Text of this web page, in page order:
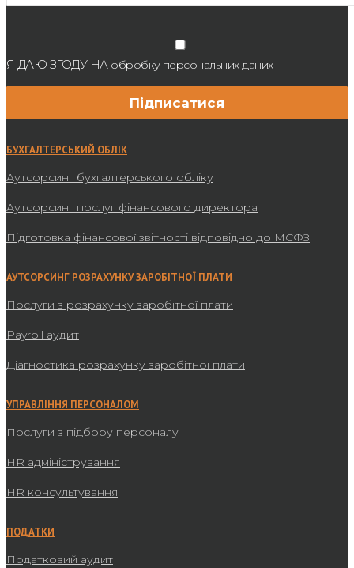
Я ДАЮ ЗГОДУ НА обробку персональних даних
БУХГАЛТЕРСЬКИЙ ОБЛІК
Аутсорсинг бухгалтерського обліку
Аутсорсинг послуг фінансового директора
Підготовка фінансової звітності відповідно до МСФЗ
АУТСОРСИНГ РОЗРАХУНКУ ЗАРОБІТНОЇ ПЛАТИ
Послуги з розрахунку заробітної плати
Payroll аудит
Діагностика розрахунку заробітної плати
УПРАВЛІННЯ ПЕРСОНАЛОМ
Послуги з підбору персоналу
HR адміністрування
HR консультування
ПОДАТКИ
Податковий аудит